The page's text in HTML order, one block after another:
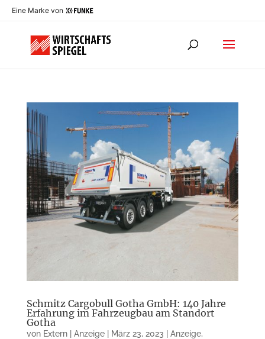
Eine Marke von
Schmitz Cargobull Gotha GmbH: 140 Jahre
Erfahrung im Fahrzeugbau am Standort
Gotha
von Extern | Anzeige| März 23, 2023 Anzeige,